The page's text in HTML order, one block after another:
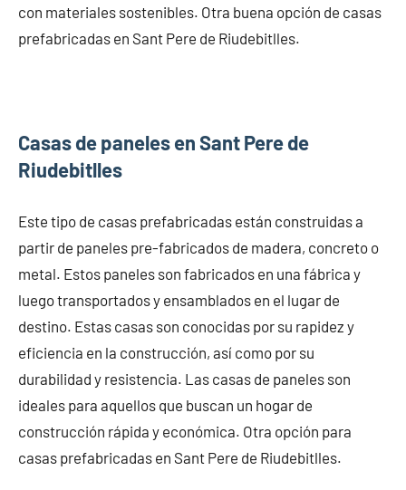
con materiales sostenibles. Otra buena opción de casas
prefabricadas en Sant Pere de Riudebitlles.
Casas de paneles en Sant Pere de
Riudebitlles
Este tipo de casas prefabricadas están construidas a
partir de paneles pre-fabricados de madera, concreto o
metal. Estos paneles son fabricados en una fábrica y
luego transportados y ensamblados en el lugar de
destino. Estas casas son conocidas por su rapidez y
eficiencia en la construcción, así como por su
durabilidad y resistencia. Las casas de paneles son
ideales para aquellos que buscan un hogar de
construcción rápida y económica. Otra opción para
casas prefabricadas en Sant Pere de Riudebitlles.